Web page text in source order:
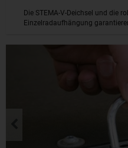
Die STEMA-V-Deichsel und die
Einzelradaufhängung